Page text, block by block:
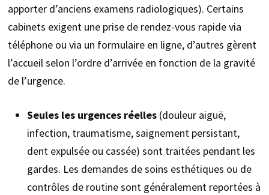
apporter d’anciens examens radiologiques). Certains
cabinets exigent une prise de rendez-vous rapide via
téléphone ou via un formulaire en ligne, d’autres gèrent
l’accueil selon l’ordre d’arrivée en fonction de la gravité
de l’urgence.
Seules les urgences réelles(douleur aiguë,
infection, traumatisme, saignement persistant,
dent expulsée ou cassée) sont traitées pendant les
gardes. Les demandes de soins esthétiques ou de
contrôles de routine sont généralement reportées à